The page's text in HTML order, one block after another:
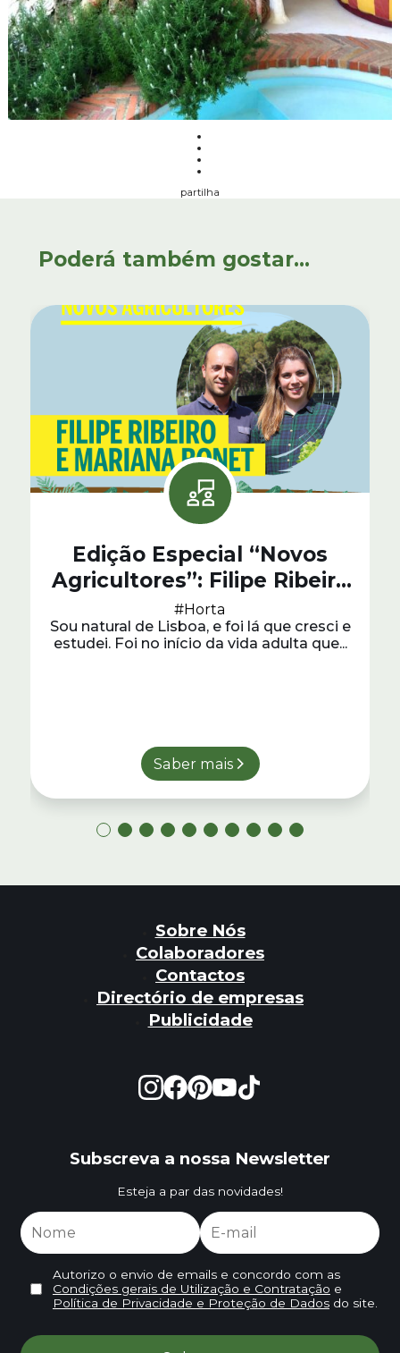
partilha
Poderá também gostar...
Edição Especial “Novos
Agricultores”: Filipe Ribeiro
e Mariana Bonet da
Sintr’Aromas
#Horta
Sou natural de Lisboa, e foi lá que cresci e
estudei. Foi no início da vida adulta que...
Saber mais
Sobre Nós
Colaboradores
Contactos
Directório de empresas
Publicidade
Subscreva a nossa Newsletter
Esteja a par das novidades!
Autorizo o envio de emails e concordo com as
Condições gerais de Utilização e Contratação e
Política de Privacidade e Proteção de Dadosdo site.